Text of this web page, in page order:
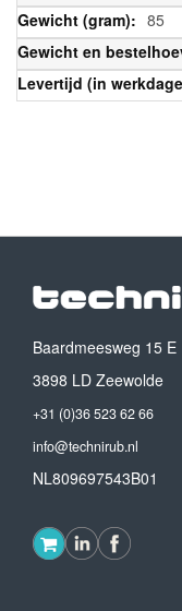
85
Baardmeesweg 15 E
3898 LD Zeewolde
+31 (0)36 523 62 66
info@technirub.nl
NL809697543B01